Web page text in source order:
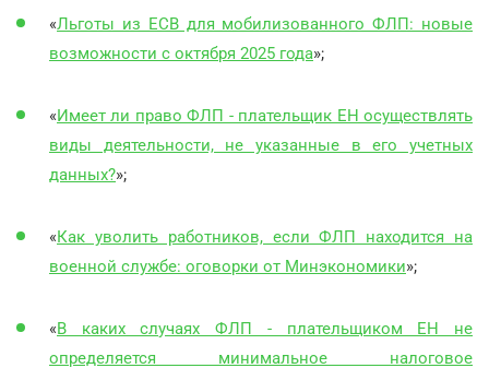
«Льготы из ЕСВ для мобилизованного ФЛП: новые
возможности с октября 2025 года»;
«Имеет ли право ФЛП - плательщик ЕН осуществлять
виды деятельности, не указанные в его учетных
данных?»;
«Как уволить работников, если ФЛП находится на
военной службе: оговорки от Минэкономики»;
«В каких случаях ФЛП - плательщиком ЕН не
определяется минимальное налоговое